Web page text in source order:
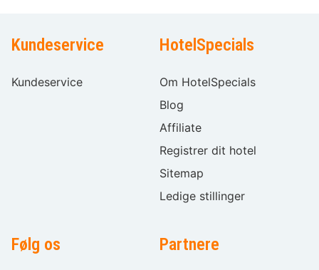
Kundeservice
Kundeservice
HotelSpecials
Om HotelSpecials
Blog
Affiliate
Registrer dit hotel
Sitemap
Ledige stillinger
Følg os Partnere